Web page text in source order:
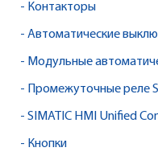
- Контакторы
- Автоматические
- Модульные
- Промежуточные реле
- SIMATIC HMI Unified
- Кнопки